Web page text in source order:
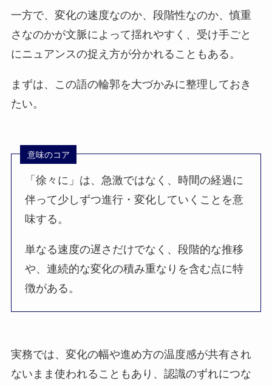
一方で、変化の速度なのか、段階性なのか、慎重
さなのかが文脈によって揺れやすく、受け手ごと
にニュアンスの捉え方が分かれることもある。
まずは、この語の輪郭を大づかみに整理しておき
たい。
意味のコア
「徐々に」は、急激ではなく、時間の経過に
伴って少しずつ進行・変化していくことを意
味する。
単なる速度の遅さだけでなく、段階的な推移
や、連続的な変化の積み重なりを含む点に特
徴がある。
実務では、変化の幅や進め方の温度感が共有され
ないまま使われることもあり、認識のずれにつな